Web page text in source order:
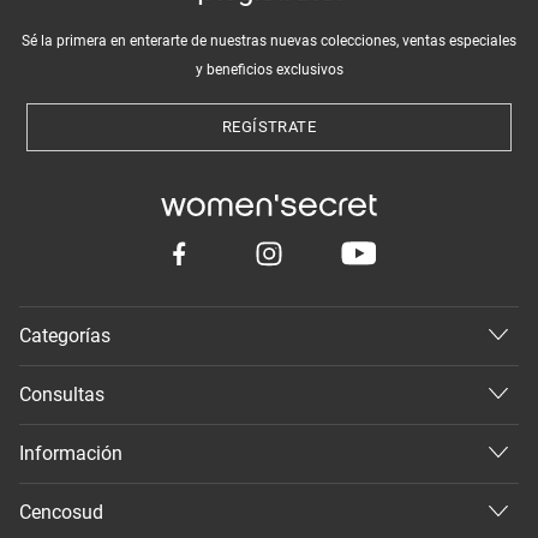
Sé la primera en enterarte de nuestras nuevas colecciones, ventas especiales
y beneficios exclusivos
REGÍSTRATE
Categorías
Consultas
Información
Cencosud